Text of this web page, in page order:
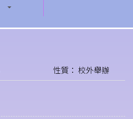
性質： 校外舉辦